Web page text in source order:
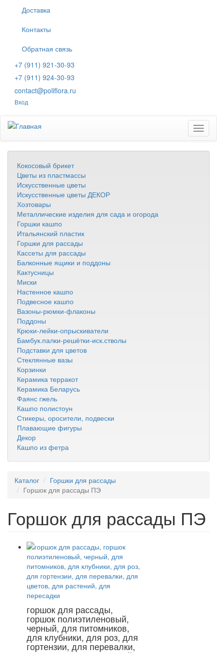
содержанию
Доставка
Контакты
Обратная связь
+7 (911) 921-30-93
+7 (911) 924-30-93
contact@poliflora.ru
Вход
Кокосовый брикет
Цветы из пластмассы
Искусственные цветы
Искусственные цветы ДЕКОР
Хозтовары
Металлические изделия для сада и огорода
Горшки кашпо
Итальянский пластик
Горшки для рассады
Кассеты для рассады
Балконные ящики и поддоны
Кактусницы
Миски
Настенное кашпо
Подвесное кашпо
Вазоны-рюмки-флаконы
Поддоны
Крюки-лейки-опрыскиватели
Бамбук.палки-решётки-иск.стволы
Подставки для цветов
Стеклянные вазы
Корзинки
Керамика терракот
Керамика Беларусь
Фаянс гжель
Кашпо полистоун
Стикеры, оросители, подвески
Плавающие фигуры
Декор
Кашпо из фетра
Каталог
Горшки для рассады
Горшок для рассады ПЭ
Горшок для рассады ПЭ
горшок для рассады,
горшок полиэтиленовый,
черный, для питомников,
для клубники, для роз, для
гортензии, для перевалки,